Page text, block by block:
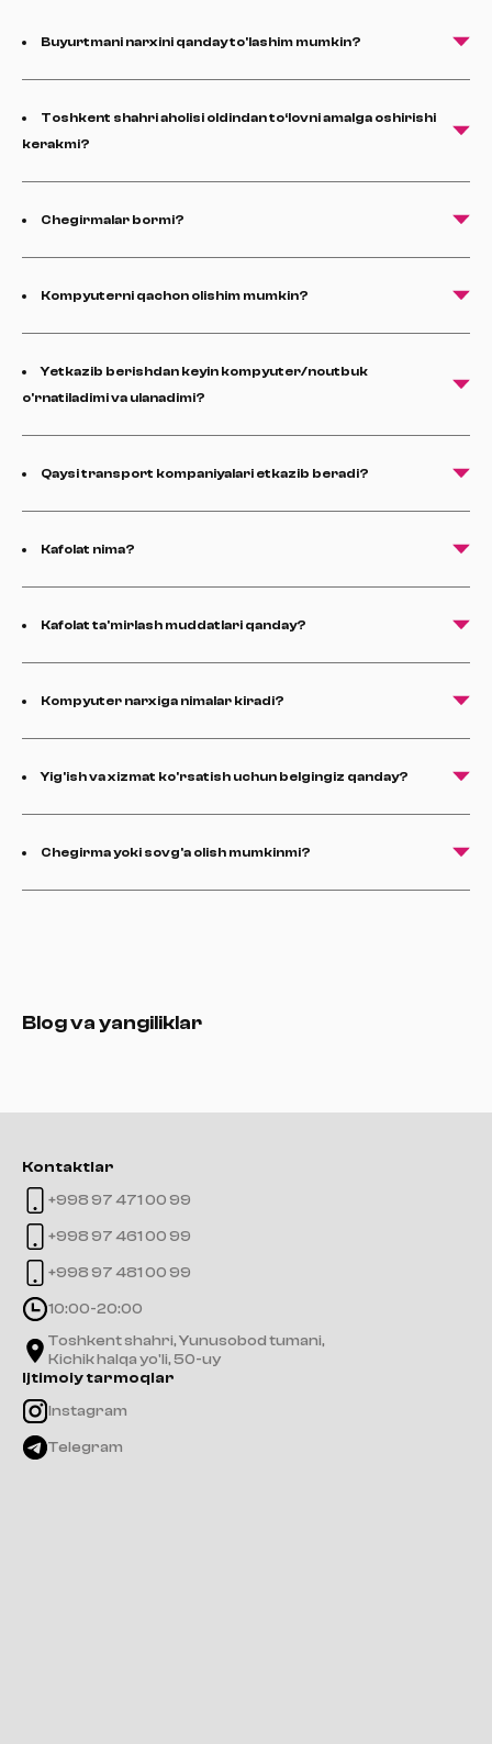
Buyurtmani narxini qanday to'lashim mumkin?
Toshkent shahri aholisi oldindan to‘lovni amalga oshirishi
kerakmi?
Chegirmalar bormi?
Kompyuterni qachon olishim mumkin?
Yetkazib berishdan keyin kompyuter/noutbuk
o'rnatiladimi va ulanadimi?
Qaysi transport kompaniyalari etkazib beradi?
Kafolat nima?
Kafolat ta'mirlash muddatlari qanday?
Kompyuter narxiga nimalar kiradi?
Yig'ish va xizmat ko'rsatish uchun belgingiz qanday?
Chegirma yoki sovg'a olish mumkinmi?
Blog va yangiliklar
Kontaktlar
+998 97 471 00 99
+998 97 461 00 99
+998 97 481 00 99
10:00-20:00
Toshkent shahri, Yunusobod tumani,
Kichik halqa yo'li, 50-uy
Ijtimoiy tarmoqlar
Instagram
Telegram